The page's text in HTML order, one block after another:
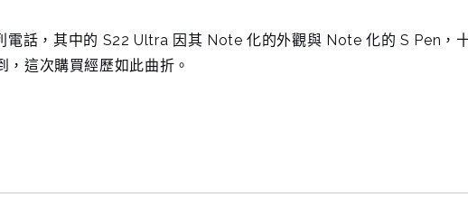
電話，其中的 S22 Ultra 因其 Note 化的外觀與 Note 化的 S Pen，
這次購買經歷如此曲折。